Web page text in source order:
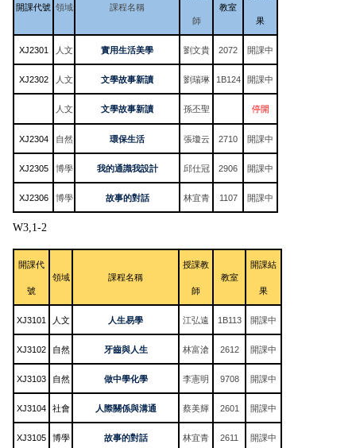
開課代號 領域 課程名稱
師
教室
果
XJ2301 人文 實用生活美學 劉文貴 2072 開課中
XJ2302 人文 文學故事新讀 劉瑞琳 1B124 開課中
人文 文學故事新讀 孫丕聖 停開
XJ2304 自然 環保生活 張瓊云 2710 開課中
XJ2305 博學 我的通識我設計 邱仕冠 2906 開課中
XJ2306 博學 故事的對話 林宜青 1107 開課中
W3,1-2
開課代
號
領域 課程名稱
授課教
師
教室
開課結
果
XJ3101 人文 人生易學 江弘遠 1B113 開課中
XJ3102 自然 牙齒與人生 林富滄 2612 開課中
XJ3103 自然 做中學化學 李憲明 9708 開課中
XJ3104 社會 人際關係與溝通 蔡美輝 2601 開課中
XJ3105 博學 故事的對話 林宜青 2611 開課中